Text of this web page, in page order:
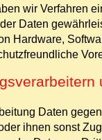
wir Verfahren
Daten
Hardware,
Daten
ihnen sonst